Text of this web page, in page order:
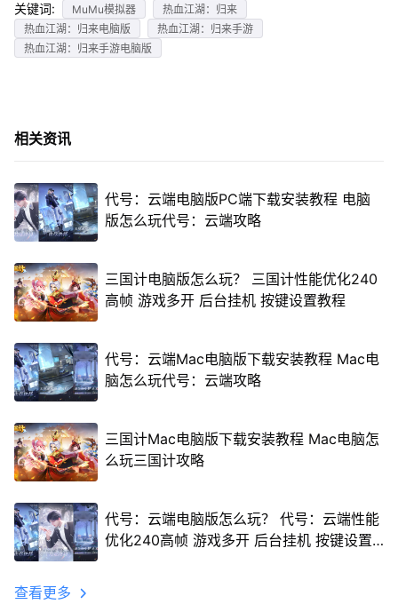
关键词: MuMu模拟器
热血江湖：归来
热血江湖：归来电脑版
热血江湖：归来手游
热血江湖：归来手游电脑版
相关资讯
代号：云端电脑版PC端下载安装教程 电脑
版怎么玩代号：云端攻略
三国计电脑版怎么玩？ 三国计性能优化240
高帧 游戏多开 后台挂机 按键设置教程
代号：云端Mac电脑版下载安装教程 Mac电
脑怎么玩代号：云端攻略
三国计Mac电脑版下载安装教程 Mac电脑怎
么玩三国计攻略
代号：云端电脑版怎么玩？ 代号：云端性能
优化240高帧 游戏多开 后台挂机 按键设置
查看更多